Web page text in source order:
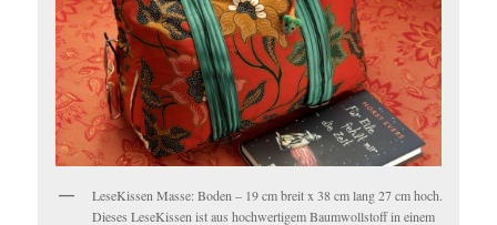
LeseKissen Masse: Boden – 19 cm breit x 38 cm lang 27 cm hoch.
Dieses LeseKissen ist aus hochwertigem Baumwollstoff in einem